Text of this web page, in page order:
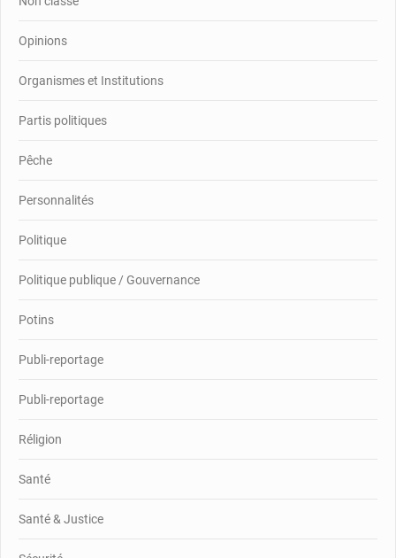
Opinions
Organismes et Institutions
Partis politiques
Pêche
Personnalités
Politique
Politique publique / Gouvernance
Potins
Publi-reportage
Publi-reportage
Réligion
Santé
Santé & Justice